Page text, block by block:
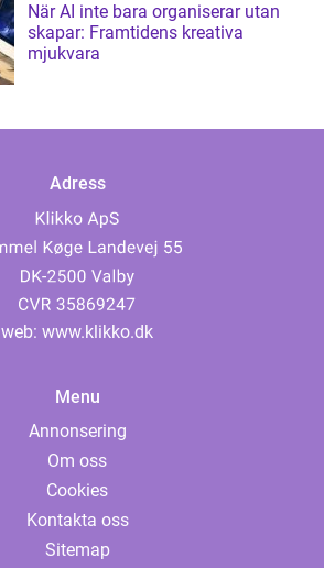
När AI inte bara organiserar utan
skapar: Framtidens kreativa
mjukvara
Adress
web: www.klikko.dk
Menu
Annonsering
Om oss
Cookies
Kontakta oss
Sitemap